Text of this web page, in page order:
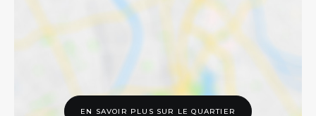
EN SAVOIR PLUS SUR LE QUARTIER